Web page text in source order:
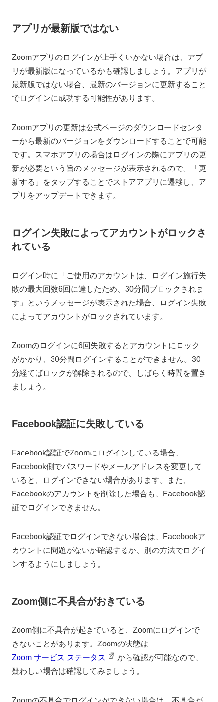
アプリが最新版ではない
Zoomアプリのログインが上手くいかない場合は、アプ
リが最新版になっているかも確認しましょう。アプリが
最新版ではない場合、最新のバージョンに更新すること
でログインに成功する可能性があります。
Zoomアプリの更新は公式ページのダウンロードセンタ
ーから最新のバージョンをダウンロードすることで可能
です。スマホアプリの場合はログインの際にアプリの更
新が必要という旨のメッセージが表示されるので、「更
新する」をタップすることでストアアプリに遷移し、ア
プリをアップデートできます。
ログイン失敗によってアカウントがロックさ
れている
ログイン時に「ご使用のアカウントは、ログイン施行失
敗の最大回数6回に達したため、30分間ブロックされま
す」というメッセージが表示された場合、ログイン失敗
によってアカウントがロックされています。
Zoomのログインに6回失敗するとアカウントにロック
がかかり、30分間ログインすることができません。30
分経てばロックが解除されるので、しばらく時間を置き
ましょう。
Facebook認証に失敗している
Facebook認証でZoomにログインしている場合、
Facebook側でパスワードやメールアドレスを変更して
いると、ログインできない場合があります。また、
Facebookのアカウントを削除した場合も、Facebook認
証でログインできません。
Facebook認証でログインできない場合は、Facebookア
カウントに問題がないか確認するか、別の方法でログイ
ンするようにしましょう。
Zoom側に不具合がおきている
Zoom側に不具合が起きていると、Zoomにログインで
きないことがあります。Zoomの状態は
Zoom サービス ステータス
から確認が可能なので、
疑わしい場合は確認してみましょう。
Zoomの不具合でログインができない場合は、不具合が